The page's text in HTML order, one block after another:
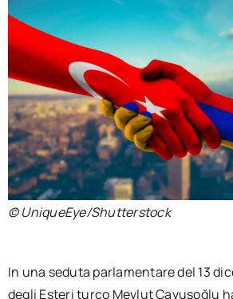
© UniqueEye/Shutterstock
In una seduta parlamentare del 13
degli Esteri turco Mevlut Çavuşoğlu